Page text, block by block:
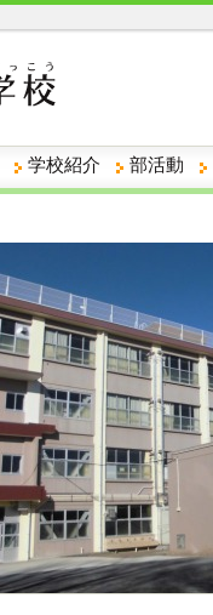
学校紹介 部活動